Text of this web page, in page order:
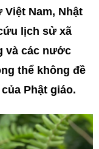
Nam, Nhật
lịch sử xã
và các nước
thể không đề
Phật giáo.